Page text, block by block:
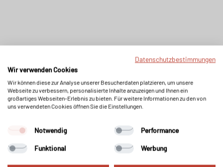
Datenschutzbestimmungen
Wir verwenden Cookies
Wir können diese zur Analyse unserer Besucherdaten platzieren, um unsere
Webseite zu verbessern, personalisierte Inhalte anzuzeigen und Ihnen ein
großartiges Webseiten-Erlebnis zu bieten. Für weitere Informationen zu den von
uns verwendeten Cookies öffnen Sie die Einstellungen.
Notwendig Performance
Funktional Werbung